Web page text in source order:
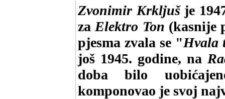
Zvonimir Krkljušje
za Elektro Ton (kasnije
pjesma zvala se "Hvala
još 1945. godine, na
doba bilo
komponovao je svoj